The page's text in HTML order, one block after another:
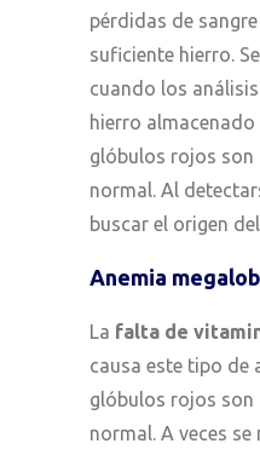
pérdidas de
suficiente hierro.
cuando los
hierro almacenado
glóbulos rojos son
normal. Al
buscar el origen
Anemia
La falta de
causa este tipo de
glóbulos rojos son
normal. A veces